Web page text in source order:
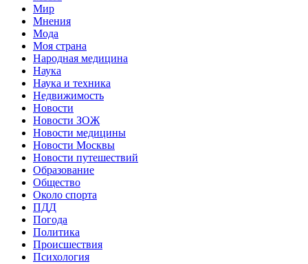
Мир
Мнения
Мода
Моя страна
Народная медицина
Наука
Наука и техника
Недвижимость
Новости
Новости ЗОЖ
Новости медицины
Новости Москвы
Новости путешествий
Образование
Общество
Около спорта
ПДД
Погода
Политика
Происшествия
Психология